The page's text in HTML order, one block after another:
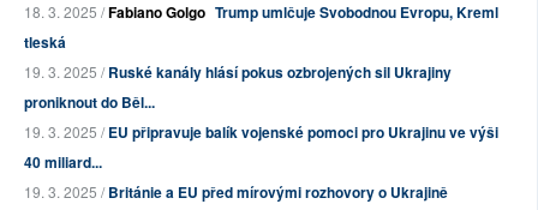
18. 3. 2025 /Fabiano Golgo Trump umlčuje Svobodnou Evropu, Kreml
tleská
19. 3. 2025 /Ruské kanály hlásí pokus ozbrojených sil Ukrajiny
proniknout do Běl...
19. 3. 2025 /EU připravuje balík vojenské pomoci pro Ukrajinu ve výši
40 miliard...
19. 3. 2025 /Británie a EU před mírovými rozhovory o Ukrajině